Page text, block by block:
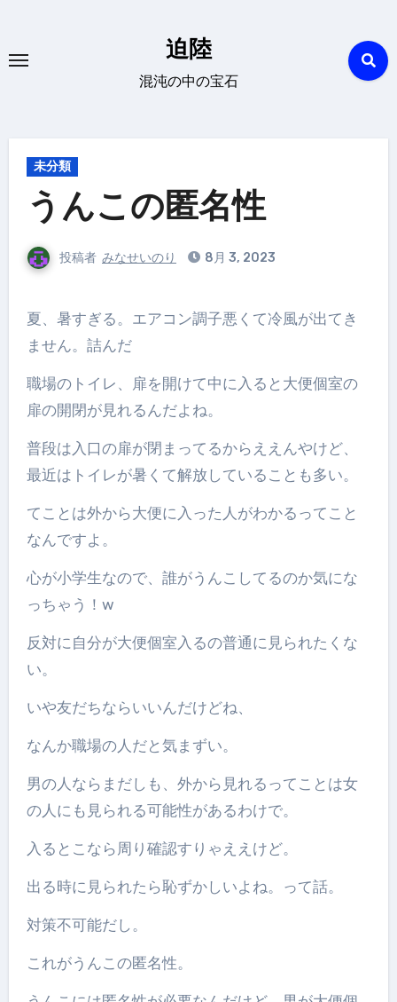
を
迫陸
混沌の中の宝石
未分類
うんこの匿名性
投稿者 みなせいのり 8月 3, 2023
夏、暑すぎる。エアコン調子悪くて冷風が出てき
ません。詰んだ
職場のトイレ、扉を開けて中に入ると大便個室の
扉の開閉が見れるんだよね。
普段は入口の扉が閉まってるからええんやけど、
最近はトイレが暑くて解放していることも多い。
てことは外から大便に入った人がわかるってこと
なんですよ。
心が小学生なので、誰がうんこしてるのか気にな
っちゃう！w
反対に自分が大便個室入るの普通に見られたくな
い。
いや友だちならいいんだけどね、
なんか職場の人だと気まずい。
男の人ならまだしも、外から見れるってことは女
の人にも見られる可能性があるわけで。
入るとこなら周り確認すりゃええけど。
出る時に見られたら恥ずかしいよね。って話。
対策不可能だし。
これがうんこの匿名性。